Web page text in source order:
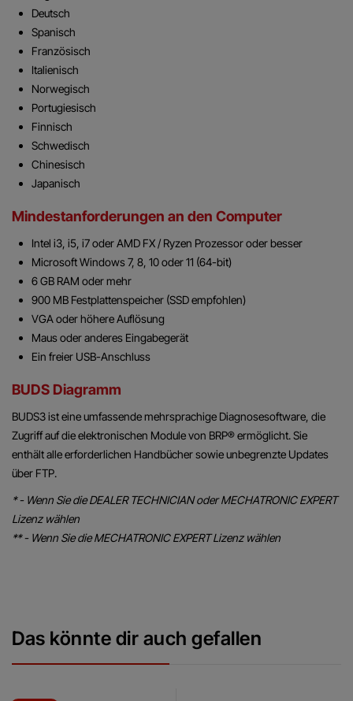
Deutsch
Spanisch
Französisch
Italienisch
Norwegisch
Portugiesisch
Finnisch
Schwedisch
Chinesisch
Japanisch
Mindestanforderungen an den Computer
Intel i3, i5, i7 oder AMD FX / Ryzen Prozessor oder besser
Microsoft Windows 7, 8, 10 oder 11 (64-bit)
6 GB RAM oder mehr
900 MB Festplattenspeicher (SSD empfohlen)
VGA oder höhere Auflösung
Maus oder anderes Eingabegerät
Ein freier USB-Anschluss
BUDS Diagramm
BUDS3 ist eine umfassende mehrsprachige Diagnosesoftware, die
Zugriff auf die elektronischen Module von BRP® ermöglicht. Sie
enthält alle erforderlichen Handbücher sowie unbegrenzte Updates
über FTP.
* - Wenn Sie die DEALER TECHNICIAN oder MECHATRONIC EXPERT
Lizenz wählen
** - Wenn Sie die MECHATRONIC EXPERT Lizenz wählen
Das könnte dir auch gefallen